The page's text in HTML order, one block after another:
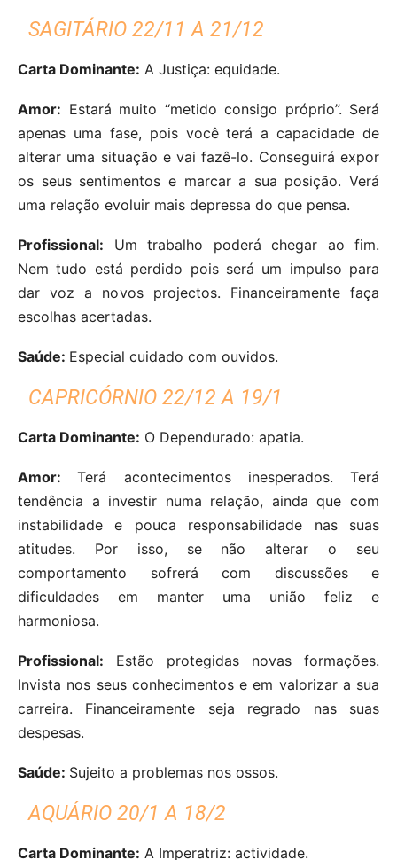
SAGITÁRIO 22/11 A 21/12
Carta Dominante: A Justiça: equidade.
Amor: Estará muito “metido consigo próprio”. Será
apenas uma fase, pois você terá a capacidade de
alterar uma situação e vai fazê-lo. Conseguirá expor
os seus sentimentos e marcar a sua posição. Verá
uma relação evoluir mais depressa do que pensa.
Profissional: Um trabalho poderá chegar ao fim.
Nem tudo está perdido pois será um impulso para
dar voz a novos projectos. Financeiramente faça
escolhas acertadas.
Saúde: Especial cuidado com ouvidos.
CAPRICÓRNIO 22/12 A 19/1
Carta Dominante: O Dependurado: apatia.
Amor:Terá acontecimentos inesperados. Terá
tendência a investir numa relação, ainda que com
instabilidade e pouca responsabilidade nas suas
atitudes. Por isso, se não alterar o seu
comportamento sofrerá com discussões e
dificuldades em manter uma união feliz e
harmoniosa.
Profissional: Estão protegidas novas formações.
Invista nos seus conhecimentos e em valorizar a sua
carreira. Financeiramente seja regrado nas suas
despesas.
Saúde: Sujeito a problemas nos ossos.
AQUÁRIO 20/1 A 18/2
Carta Dominante: A Imperatriz: actividade.